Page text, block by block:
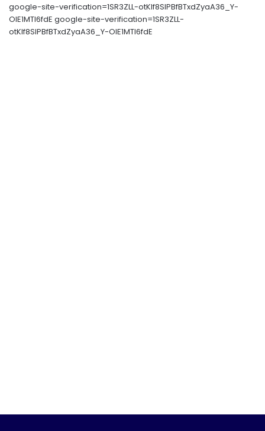
google-site-verification=1SR3ZLL-otKIf8SlPBfBTxdZyaA36_Y-
OIE1MTl6fdE google-site-verification=1SR3ZLL-
otKIf8SlPBfBTxdZyaA36_Y-OIE1MTl6fdE